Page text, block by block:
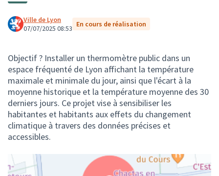
Ville de Lyon
07/07/2025 08:53 En cours de réalisation
Objectif ? Installer un thermomètre public dans un
espace fréquenté de Lyon affichant la température
maximale et minimale du jour, ainsi que l'écart à la
moyenne historique et la température moyenne des 30
derniers jours. Ce projet vise à sensibiliser les
habitantes et habitants aux effets du changement
climatique à travers des données précises et
accessibles.